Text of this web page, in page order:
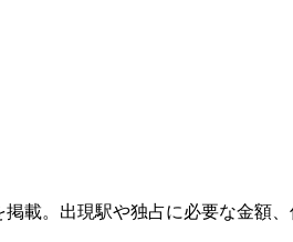
載。出現駅や独占に必要な金額